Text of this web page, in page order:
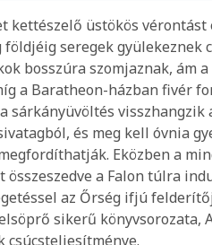
kettészelő üstökös vérontást
seregek gyülekeznek
bosszúra szomjaznak, ám
a Baratheon-házban fivér
sárkányüvöltés
és meg kell óvnia
Eközben a
a Falon túlra
az Őrség ifjú
sikerű könyvsorozata,